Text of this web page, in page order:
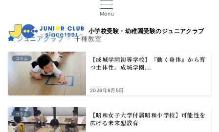
Menu
小学校受験・幼稚園受験のジュニアクラブ
ジュニアクラブ 千種教室
コラム
【成城学園初等学校】『動く身体』から育
つ主体性。成城学園...
2026年8月5日
コラム
【昭和女子大学付属昭和小学校】可能性を
広げる未来型教育